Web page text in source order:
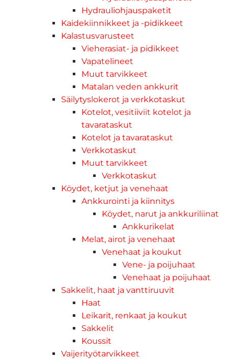
Hydrauliohjauspaketit
Kaidekiinnikkeet ja -pidikkeet
Kalastusvarusteet
Vieherasiat- ja pidikkeet
Vapatelineet
Muut tarvikkeet
Matalan veden ankkurit
Säilytyslokerot ja verkkotaskut
Kotelot, vesitiiviit kotelot ja
tavarataskut
Kotelot ja tavarataskut
Verkkotaskut
Muut tarvikkeet
Verkkotaskut
Köydet, ketjut ja venehaat
Ankkurointi ja kiinnitys
Köydet, narut ja ankkuriliinat
Ankkurikelat
Melat, airot ja venehaat
Venehaat ja koukut
Vene- ja poijuhaat
Venehaat ja poijuhaat
Sakkelit, haat ja vanttiruuvit
Haat
Leikarit, renkaat ja koukut
Sakkelit
Koussit
Vaijerityötarvikkeet